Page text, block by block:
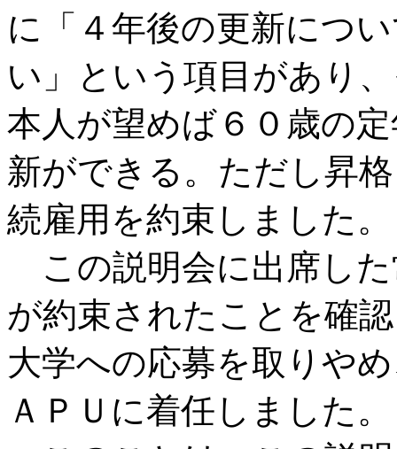
に「４年後の更新につ
い」という項目があり
本人が望めば６０歳の
新ができる。ただし昇
続雇用を約束しました。
この説明会に出席した
が約束されたことを確
大学への応募を取りや
ＡＰＵに着任しました。